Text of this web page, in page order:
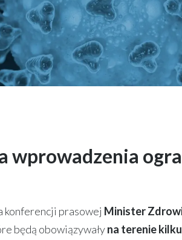
wprowadzenia
konferencji prasowej Minister
będą obowiązywałyna terenie